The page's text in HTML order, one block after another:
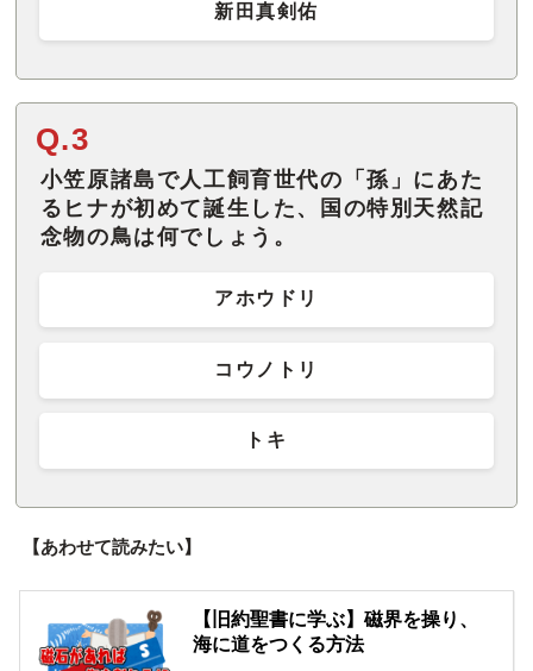
新田真剣佑
Q.3
小笠原諸島で人工飼育世代の「孫」にあた
るヒナが初めて誕生した、国の特別天然記
念物の鳥は何でしょう。
アホウドリ
コウノトリ
トキ
【あわせて読みたい】
【旧約聖書に学ぶ】磁界を操り、
海に道をつくる方法